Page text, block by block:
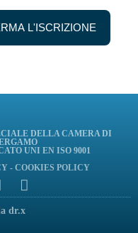
DELLA CAMERA DI
UNI EN ISO 9001
- COOKIES POLICY
dr.x